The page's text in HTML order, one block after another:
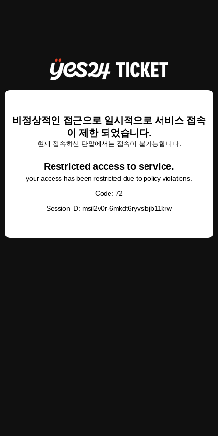
비정상적인 접근으로 일시적으로 서비스 접속
이 제한 되었습니다.
현재 접속하신 단말에서는 접속이 불가능합니다.
Restricted access to service.
your access has been restricted due to policy violations.
Code: 72
Session ID: msil2v0r-6mkdt6ryvslbjb11krw